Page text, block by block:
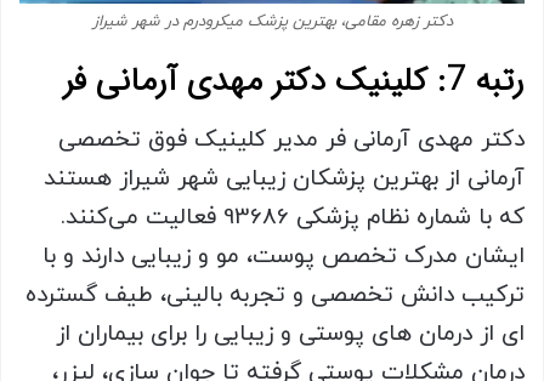
دکتر زهره مقامی، بهترین پزشک میکرودرم در شهر شیراز
رتبه 7: کلینیک دکتر مهدی آرمانی فر
دکتر مهدی آرمانی فر مدیر کلینیک فوق تخصصی
آرمانی از بهترین پزشکان زیبایی شهر شیراز هستند
که با شماره نظام پزشکی 93686 فعالیت می‌کنند.
ایشان مدرک تخصص پوست، مو و زیبایی دارند و با
ترکیب دانش تخصصی و تجربه بالینی، طیف گسترده
ای از درمان های پوستی و زیبایی را برای بیماران از
درمان مشکلات پوستی گرفته تا جوان سازی، لیزر،